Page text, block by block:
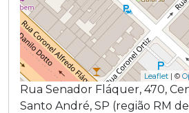
Leaflet | ©
Rua Senador Fláquer, 470,
Santo André, SP (região RM